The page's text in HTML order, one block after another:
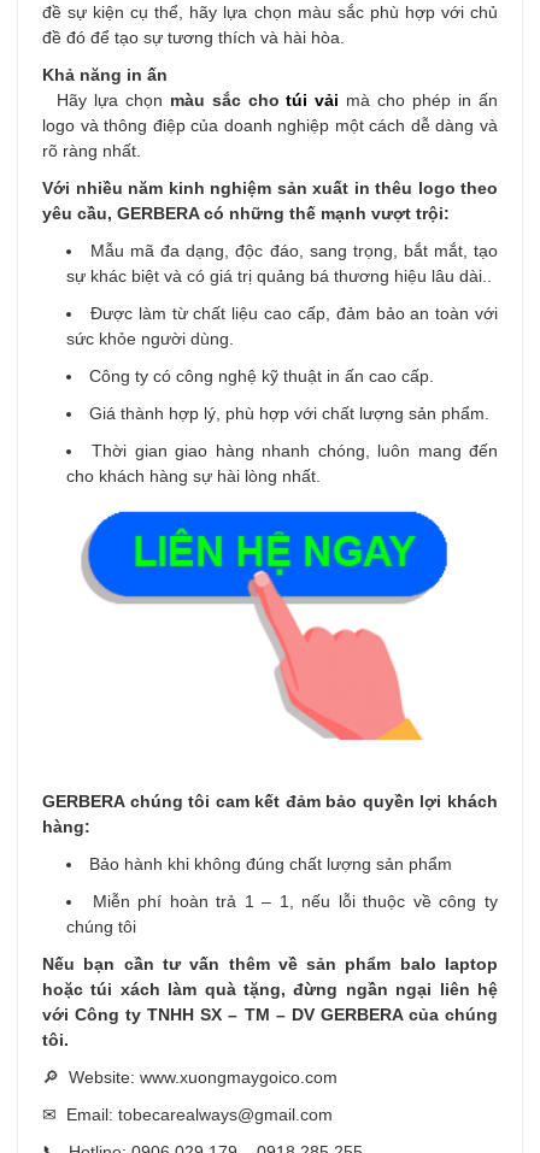
đề sự kiện cụ thể, hãy lựa chọn màu sắc phù hợp với chủ
đề đó để tạo sự tương thích và hài hòa.
Khả năng in ấn
Hãy lựa chọn màu sắc chotúi vải mà cho phép in ấn
logo và thông điệp của doanh nghiệp một cách dễ dàng và
rõ ràng nhất.
Với nhiều năm kinh nghiệm sản xuất in thêu logo theo
yêu cầu, GERBERA có những thế mạnh vượt trội:
Mẫu mã đa dạng, độc đáo, sang trọng, bắt mắt, tạo
sự khác biệt và có giá trị quảng bá thương hiệu lâu dài..
Được làm từ chất liệu cao cấp, đảm bảo an toàn với
sức khỏe người dùng.
Công ty có công nghệ kỹ thuật in ấn cao cấp.
Giá thành hợp lý, phù hợp với chất lượng sản phẩm.
Thời gian giao hàng nhanh chóng, luôn mang đến
cho khách hàng sự hài lòng nhất.
GERBERA chúng tôi cam kết đảm bảo quyền lợi khách
hàng:
Bảo hành khi không đúng chất lượng sản phẩm
Miễn phí hoàn trả 1 – 1, nếu lỗi thuộc về công ty
chúng tôi
Nếu bạn cần tư vấn thêm về sản phẩm balo laptop
hoặc túi xách làm quà tặng, đừng ngần ngại liên hệ
với Công ty TNHH SX – TM – DV GERBERA của chúng
tôi.
🔎 Website: www.xuongmaygoico.com
✉ Email: tobecarealways@gmail.com